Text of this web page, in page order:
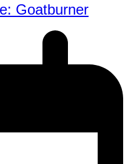
Goatburner